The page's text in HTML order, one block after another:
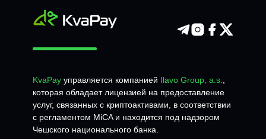
KvaPay управляется компанией Ilavo Group, a.s.
которая обладает лицензией на предоставление
услуг, связанных с криптоактивами, в соответствии
с регламентом MiCA и находится под надзором
Чешского национального банка.